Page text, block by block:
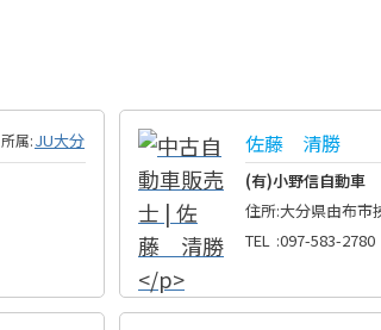
所属:JU大分
佐藤 清勝
(有)小野信自動車
住所:大分県由布市
TEL :097-583-2780